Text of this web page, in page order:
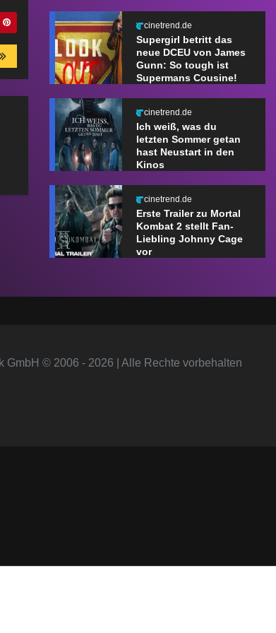
cinetrend.de
Supergirl betritt das
neue DCEU von James
Gunn: So tough ist
Supermans Cousine!
cinetrend.de
Ich weiß, was du
letzten Sommer getan
hast Neustart in den
Kinos
cinetrend.de
Erste Trailer zu Mortal
Kombat 2 stellt Fan-
Liebling Johnny Cage
vor
GmbH © 2006 - 2026 | Alle Rechte vorbehalten